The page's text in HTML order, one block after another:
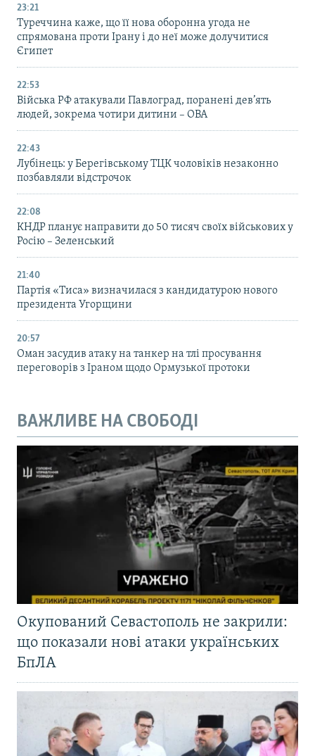
23:21
Туреччина каже, що її нова оборонна угода не
спрямована проти Ірану і до неї може долучитися
Єгипет
22:53
Війська РФ атакували Павлоград, поранені дев’ять
людей, зокрема чотири дитини – ОВА
22:43
Лубінець: у Берегівському ТЦК чоловіків незаконно
позбавляли відстрочок
22:08
КНДР планує направити до 50 тисяч своїх військових у
Росію – Зеленський
21:40
Партія «Тиса» визначилася з кандидатурою нового
президента Угорщини
20:57
Оман засудив атаку на танкер на тлі просування
переговорів з Іраном щодо Ормузької протоки
ВАЖЛИВЕ НА СВОБОДІ
Окупований Севастополь не закрили:
що показали нові атаки українських
БпЛА